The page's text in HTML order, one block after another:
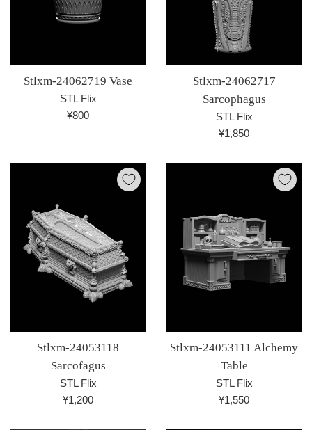
Stlxm-24062719 Vase
STL Flix
通
格
¥800
Stlxm-24062717
Sarcophagus
STL Flix
通
価
¥1,850
Stlxm-24053118
Sarcofagus
STL Flix
通
¥1,200
Stlxm-24053111 Alchemy
Table
STL Flix
通
¥1,550